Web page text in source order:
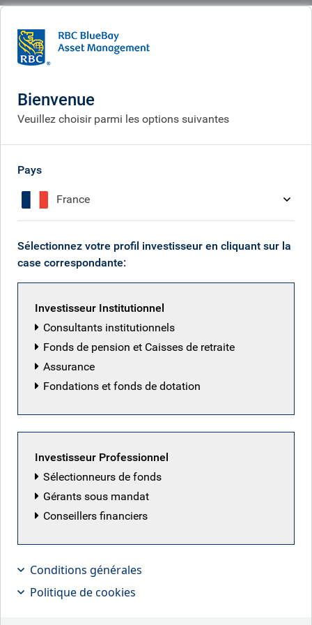
What we think
La prochaine vague de
croissance en Amérique
Apr 14, 2026
Christoffer Enemaerke
RBC Emerging Markets Equity team
Christoffer Enemaerke, gestionnaire
Bienvenue
Veuillez choisir parmi les options suivantes
Pays
France
Sélectionnez votre profil investisseur en cliquant sur la
case correspondante:
Investisseur Institutionnel
Consultants institutionnels
Fonds de pension et Caisses de retraite
Assurance
Fondations et fonds de dotation
Investisseur Professionnel
Sélectionneurs de fonds
Gérants sous mandat
Conseillers financiers
Conditions générales
Politique de cookies